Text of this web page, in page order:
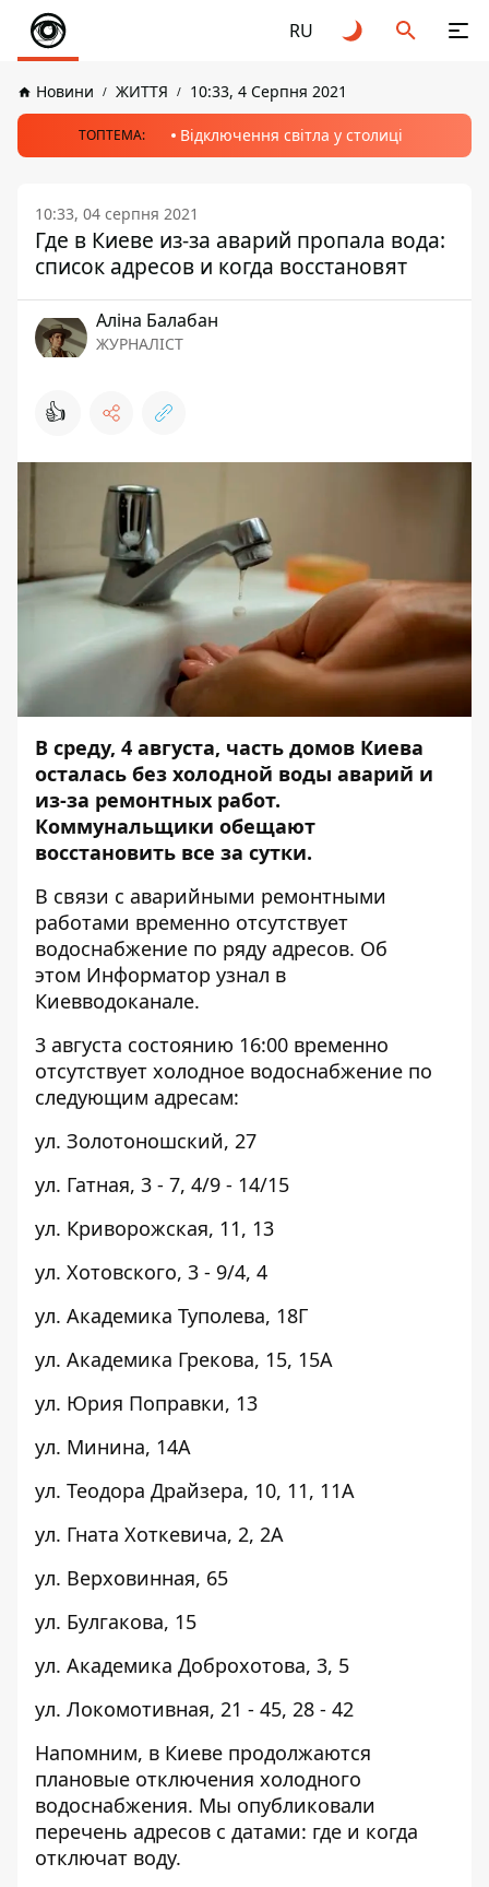
RU
Новини ЖИТТЯ 10:33, 4 Серпня 2021
ТОПТЕМА: Відключення світла у столиці
10:33, 04 серпня 2021
Где в Киеве из-за аварий пропала вода:
список адресов и когда восстановят
Аліна Балабан
ЖУРНАЛІСТ
👍
В среду, 4 августа, часть домов Киева
осталась без холодной воды аварий и
из-за ремонтных работ.
Коммунальщики обещают
восстановить все за сутки.
В связи с аварийными ремонтными
работами временно отсутствует
водоснабжение по ряду адресов. Об
этом Информатор узнал в
Киевводоканале.
3 августа состоянию 16:00 временно
отсутствует холодное водоснабжение по
следующим адресам:
ул. Золотоношский, 27
ул. Гатная, 3 - 7, 4/9 - 14/15
ул. Криворожская, 11, 13
ул. Хотовского, 3 - 9/4, 4
ул. Академика Туполева, 18Г
ул. Академика Грекова, 15, 15А
ул. Юрия Поправки, 13
ул. Минина, 14А
ул. Теодора Драйзера, 10, 11, 11А
ул. Гната Хоткевича, 2, 2А
ул. Верховинная, 65
ул. Булгакова, 15
ул. Академика Доброхотова, 3, 5
ул. Локомотивная, 21 - 45, 28 - 42
Напомним, в Киеве продолжаются
плановые отключения холодного
водоснабжения. Мы опубликовали
перечень адресов с датами: где и когда
отключат воду.